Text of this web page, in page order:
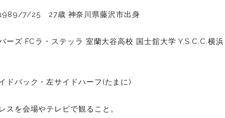
7/25 27歳 神奈川県藤沢市出身
ーズ FCラ・ステッラ 室蘭大谷高校 国士舘大学 Y.S.C.C.横
ドバック・左サイドハーフ(たまに)
スを会場やテレビで観ること。